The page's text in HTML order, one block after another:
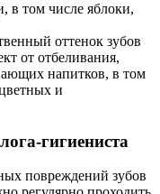
в том числе яблоки,
оттенок зубов
от отбеливания,
напитков, в том
и
гигиениста
повреждений зубов